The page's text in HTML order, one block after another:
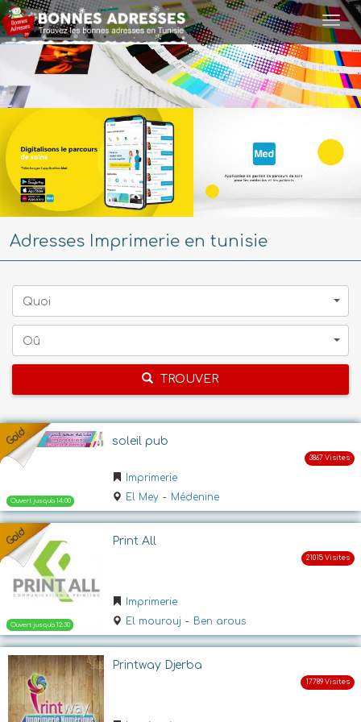
Adresses Imprimerie en tunisie
Quoi
Oû
TROUVER
Ouvert jusqu'a 14:00
soleil pub
Imprimerie
El Mey - Médenine
Print All
Imprimerie
El mourouj - Ben arous
Printway Djerba